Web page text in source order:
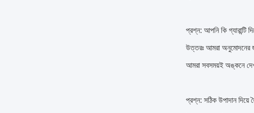
প্রশ্ন: আপনি কি গ্যারান্টি
উত্তরঃ আমরা অনুমোদনের
আমরা সবসময়ই অঙ্কনে
প্রশ্ন: সঠিক উপাদান দিয়ে